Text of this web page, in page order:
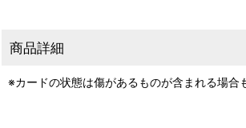
商品詳細
※カードの状態は傷があるものが含まれる場合